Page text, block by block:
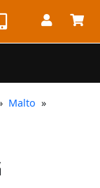
Malto »